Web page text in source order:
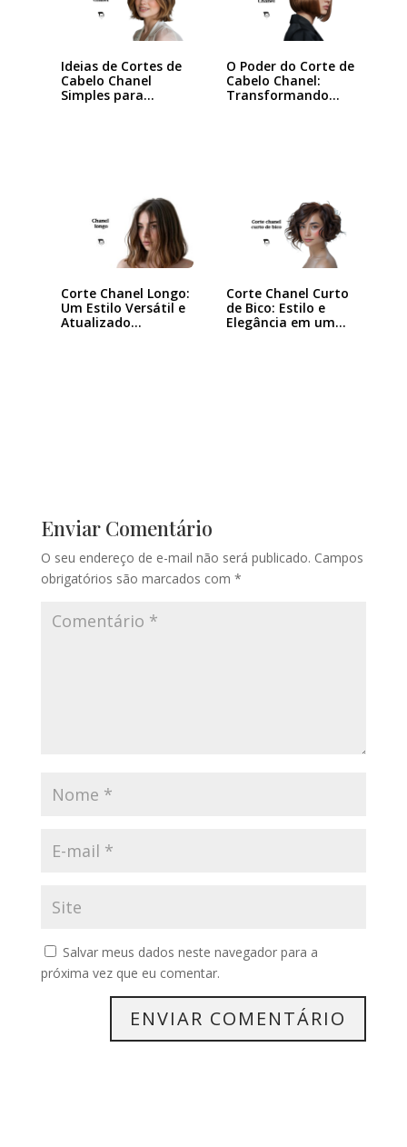
Ideias de Cortes de
Cabelo Chanel
Simples para…
O Poder do Corte de
Cabelo Chanel:
Transformando
Corte Chanel Longo:
Um Estilo Versátil e
Atualizado…
Corte Chanel Curto
de Bico: Estilo e
Elegância em um…
Enviar Comentário
O seu endereço de e-mail não será publicado. Campos
obrigatórios são marcados com *
Salvar meus dados neste navegador para a
próxima vez que eu comentar.